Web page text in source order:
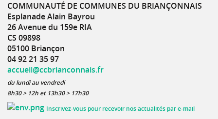
COMMUNAUTÉ DE COMMUNES DU BRIANÇONNAIS
Esplanade Alain Bayrou
26 Avenue du 159e RIA
CS 09898
05100 Briançon
04 92 21 35 97
accueil@ccbrianconnais.fr
du lundi au vendredi
8h30 > 12h et 13h30 > 17h30
Inscrivez-vous pour recevoir nos actualités par e-mail